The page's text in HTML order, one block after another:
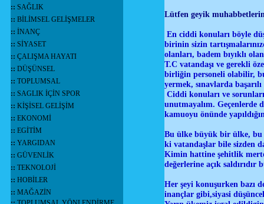
:: SAĞLIK
:: BİLİMSEL GELİŞMELER
:: İNANÇ
:: SİYASET
:: ÇALIŞMA HAYATI
:: DÜŞÜNSEL
:: TOPLUMSAL
:: SAGLIK İÇİN SPOR
:: KİŞİSEL GELİŞİM
:: EKONOMİ
:: EGİTİM
:: YARGIDAN
:: GÜVENLİK
:: TEKNOLOJİ
:: HOBİLER
:: MAĞAZİN
Lütfen geyik
En ciddi konuları böyle
birinin sizin
olanları, badem bıyıklı
T.C vatandaşı ve gerekli
birliğin personeli olabilir,
yermek, sınavlarda
Ciddi konuları ve
unutmayalım. Geçenlerde
kamuoyu önünde
Bu ülke büyük bir ülke, bu
ki vatandaşlar bile sizden
Kimin hattine şehitlik
değerlerine açık saldırıdır
Her şeyi konuşurken bazı
inançlar gibi,siyasi